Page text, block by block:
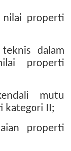
nilai properti
dalam
properti
mutu
kategori II;
properti